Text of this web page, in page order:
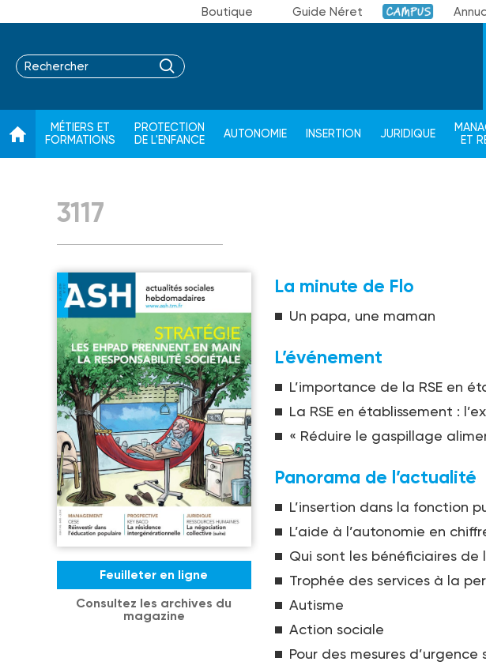
Boutique Guide Néret Campus
MÉTIERS ET
FORMATIONS
PROTECTION
DE L'ENFANCE
AUTONOMIE INSERTION JURIDIQUE
ET
3117
Feuilleter en ligne
Consultez les archives du
magazine
La minute de Flo
Un papa, une maman
L’événement
L’importance de la RSE en
La RSE en établissement :
« Réduire le gaspillage
Panorama de l’actualité
L’insertion dans la fonction
L’aide à l’autonomie en
Qui sont les bénéficiaires de
Trophée des services à la
Autisme
Action sociale
Pour des mesures